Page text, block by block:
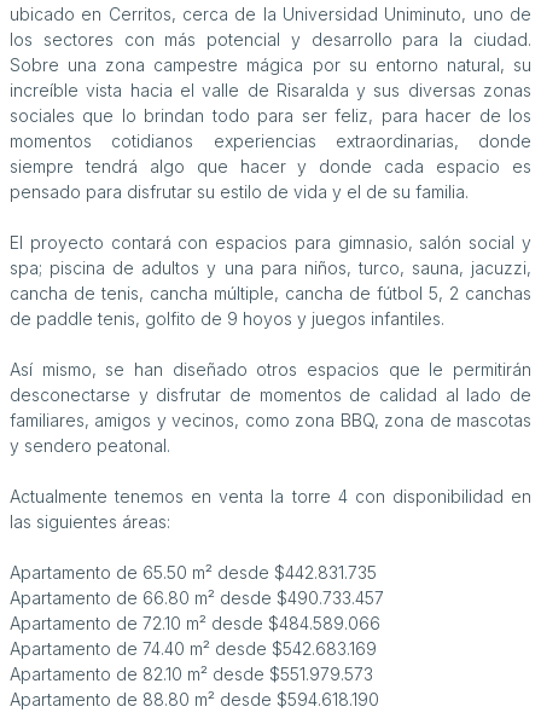
ubicado en Cerritos, cerca de la Universidad Uniminuto, uno de
los sectores con más potencial y desarrollo para la ciudad.
Sobre una zona campestre mágica por su entorno natural, su
increíble vista hacia el valle de Risaralda y sus diversas zonas
sociales que lo brindan todo para ser feliz, para hacer de los
momentos cotidianos experiencias extraordinarias, donde
siempre tendrá algo que hacer y donde cada espacio es
pensado para disfrutar su estilo de vida y el de su familia.
El proyecto contará con espacios para gimnasio, salón social y
spa; piscina de adultos y una para niños, turco, sauna, jacuzzi,
cancha de tenis, cancha múltiple, cancha de fútbol 5, 2 canchas
de paddle tenis, golfito de 9 hoyos y juegos infantiles.
Así mismo, se han diseñado otros espacios que le permitirán
desconectarse y disfrutar de momentos de calidad al lado de
familiares, amigos y vecinos, como zona BBQ, zona de mascotas
y sendero peatonal.
Actualmente tenemos en venta la torre 4 con disponibilidad en
las siguientes áreas:
Apartamento de 65.50 m² desde $442.831.735
Apartamento de 66.80 m² desde $490.733.457
Apartamento de 72.10 m² desde $484.589.066
Apartamento de 74.40 m² desde $542.683.169
Apartamento de 82.10 m² desde $551.979.573
Apartamento de 88.80 m² desde $594.618.190